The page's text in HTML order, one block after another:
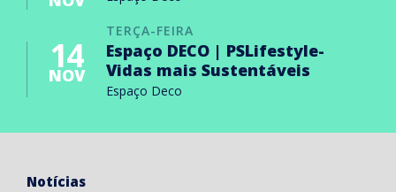
TERÇA-FEIRA
14
NOV
Espaço DECO | PSLifestyle-
Vidas mais Sustentáveis
Espaço Deco
Notícias